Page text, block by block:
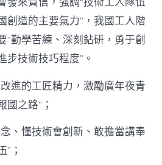
創造的主要氣力”，我國工人階
“勤學苦練、深刻鉆研，勇于創
技術技巧程度”。
進的工匠精力，激勵廣年夜青
之路”；
、懂技術會創新、敢擔當講奉
；